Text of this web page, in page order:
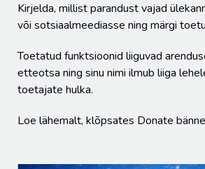
Kirjelda, millist parandust vajad
või sotsiaalmeediasse ning märgi
Toetatud funktsioonid liiguvad
etteotsa ning sinu nimi ilmub liiga
toetajate hulka.
Loe lähemalt, klõpsates Donate